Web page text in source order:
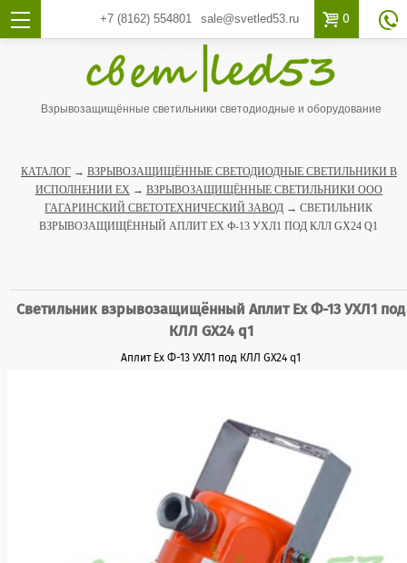
+7 (8162)554801 sale@svetled53.ru  0 
Взрывозащищённые светильники светодиодные и оборудование
КАТАЛОГ→ ВЗРЫВОЗАЩИЩЁННЫЕ СВЕТОДИОДНЫЕ СВЕТИЛЬНИКИ В
ИСПОЛНЕНИИ EX→ ВЗРЫВОЗАЩИЩЁННЫЕ СВЕТИЛЬНИКИ ООО
ГАГАРИНСКИЙ СВЕТОТЕХНИЧЕСКИЙ ЗАВОД → СВЕТИЛЬНИК
ВЗРЫВОЗАЩИЩЁННЫЙ АПЛИТ ЕХ Ф-13 УХЛ1 ПОД КЛЛ GX24 Q1
Светильник взрывозащищённый Аплит Ех Ф-13 УХЛ1 под
КЛЛ GX24 q1
Аплит Ех Ф-13 УХЛ1 под КЛЛ GX24 q1